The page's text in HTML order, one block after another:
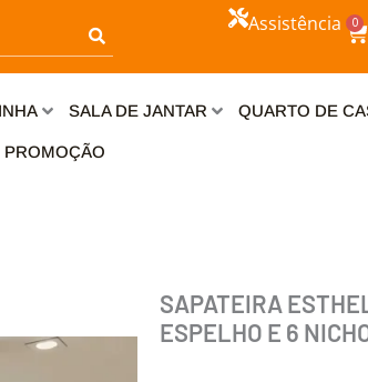
Assistência 0
SALA DE JANTAR QUARTO DE
PROMOÇÃO
SAPATEIRA
ESPELHO E 6